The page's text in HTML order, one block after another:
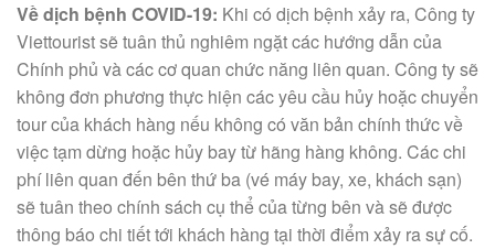
Về dịch bệnh COVID-19: Khi có dịch bệnh xảy ra, Công ty
Viettourist sẽ tuân thủ nghiêm ngặt các hướng dẫn của
Chính phủ và các cơ quan chức năng liên quan. Công ty sẽ
không đơn phương thực hiện các yêu cầu hủy hoặc chuyển
tour của khách hàng nếu không có văn bản chính thức về
việc tạm dừng hoặc hủy bay từ hãng hàng không. Các chi
phí liên quan đến bên thứ ba (vé máy bay, xe, khách sạn)
sẽ tuân theo chính sách cụ thể của từng bên và sẽ được
thông báo chi tiết tới khách hàng tại thời điểm xảy ra sự cố.